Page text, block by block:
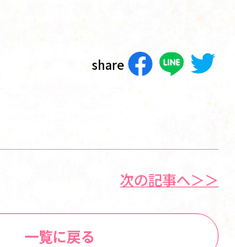
share
一覧に戻る
次の記事へ＞＞